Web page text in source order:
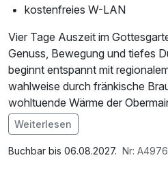
kostenfreies W-LAN
Vier Tage Auszeit im
Genuss, Bewegung und tiefes
beginnt entspannt mit
wahlweise durch fränkische
wohltuende Wärme der
Thermentag im ThermenMeer,
Aktiv- und
Energie und innere Balance.
Weiterlesen
Buchbar bis 06.08.2027. Nr: